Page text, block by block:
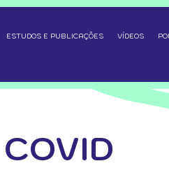
ESTUDOS E PUBLICAÇÕES VÍDEOS